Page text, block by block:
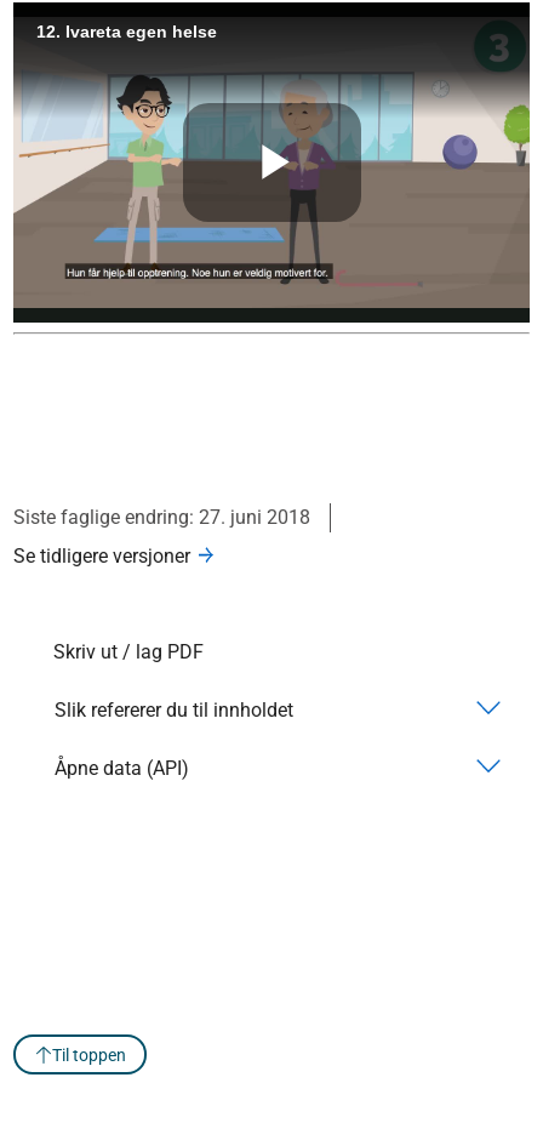
Siste faglige endring: 27. juni 2018
Se tidligere versjoner
Skriv ut / lag PDF
Slik refererer du til innholdet
Åpne data (API)
Til toppen